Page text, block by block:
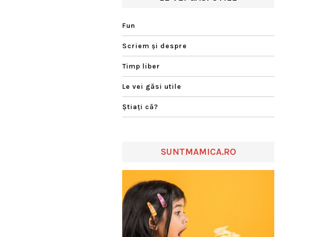
Fun
Scriem şi despre
Timp liber
Le vei găsi utile
Ştiaţi că?
SUNTMAMICA.RO